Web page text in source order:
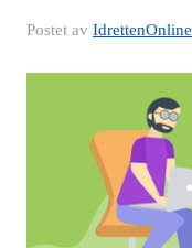
Postet av IdrettenOnline